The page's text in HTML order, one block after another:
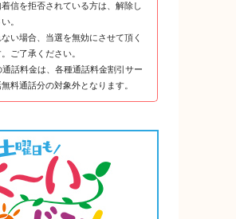
信を拒否されている方は、解除し
。
い場合、当選を無効にさせて頂く
ご了承ください。
話料金は、各種通話料金割引サー
料通話分の対象外となります。